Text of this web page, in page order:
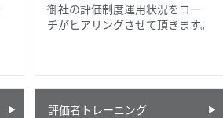
御社の評価制度運用状況をコー
チがヒアリングさせて頂きます。
評価者トレーニング